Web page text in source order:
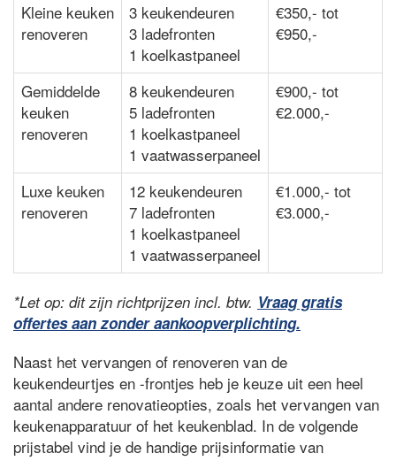
Kleine keuken
renoveren
3 keukendeuren
3 ladefronten
1 koelkastpaneel
€350,- tot
€950,-
Gemiddelde
keuken
renoveren
8 keukendeuren
5 ladefronten
1 koelkastpaneel
1 vaatwasserpaneel
€900,- tot
€2.000,-
Luxe keuken
renoveren
12 keukendeuren
7 ladefronten
1 koelkastpaneel
1 vaatwasserpaneel
€1.000,- tot
€3.000,-
*Let op: dit zijn richtprijzen incl. btw. Vraag gratis
offertes aan zonder aankoopverplichting.
Naast het vervangen of renoveren van de
keukendeurtjes en -frontjes heb je keuze uit een heel
aantal andere renovatieopties, zoals het vervangen van
keukenapparatuur of het keukenblad. In de volgende
prijstabel vind je de handige prijsinformatie van